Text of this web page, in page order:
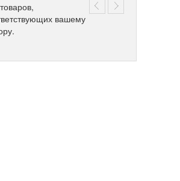
вашему